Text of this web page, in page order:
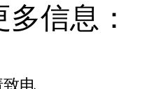
信息：
致电